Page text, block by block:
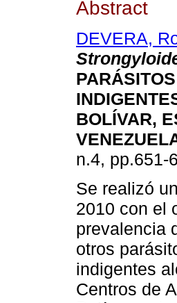
Abstract
DEVERA,
BOLÍVAR,
n.4, pp.651-
Se realizó
2010 con el
prevalencia
otros
indigentes
Centros de